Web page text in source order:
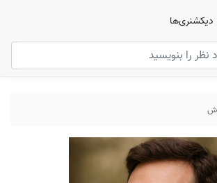
دیکشنری‌ها